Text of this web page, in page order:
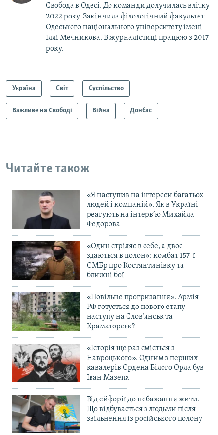
Свобода в Одесі. До команди долучилась влітку
2022 року. Закінчила філологічний факультет
Одеського національного університету імені
Іллі Мечникова. В журналістиці працюю з 2017
року.
Україна Світ Суспільство
Важливе на Свободі Війна Донбас
Читайте також
«Я наступив на інтереси багатьох
людей і компаній». Як в Україні
реагують на інтерв’ю Михайла
Федорова
«Один стріляє в себе, а двоє
здаються в полон»: комбат 157-ї
ОМБр про Костянтинівку та
ближні бої
«Повільне прогризання». Армія
РФ готується до нового етапу
наступу на Слов’янськ та
Краматорськ?
«Історія ще раз сміється з
Навроцького». Одним з перших
кавалерів Ордена Білого Орла був
Іван Мазепа
Від ейфорії до небажання жити.
Що відбувається з людьми після
звільнення із російського полону